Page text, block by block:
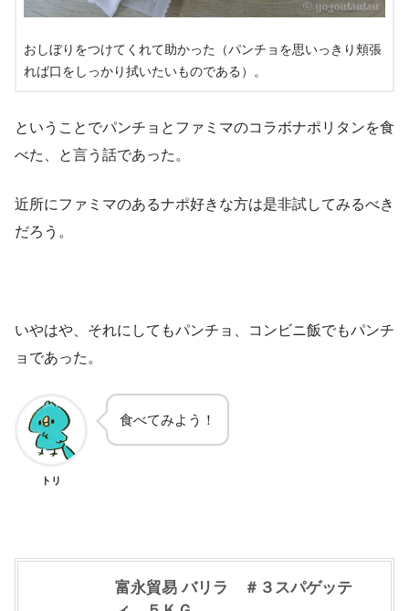
おしぼりをつけてくれて助かった（パンチョを思いっきり頬張
れば口をしっかり拭いたいものである）。
ということでパンチョとファミマのコラボナポリタンを食
べた、と言う話であった。
近所にファミマのあるナポ好きな方は是非試してみるべき
だろう。
いやはや、それにしてもパンチョ、コンビニ飯でもパンチ
ョであった。
トリ
食べてみよう！
富永貿易 バリラ ＃３スパゲッテ